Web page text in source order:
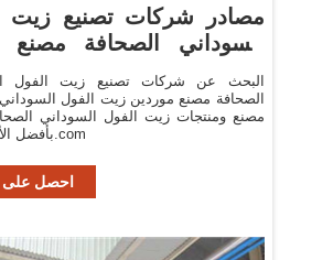
مصادر شركات تصنيع زيت
السوداني الصحافة
البحث عن شركات تصنيع زيت الفول
الصحافة مصنع موردين زيت الفول
مصنع ومنتجات زيت الفول السوداني
بأفضل الأسعار في.com
احصل على